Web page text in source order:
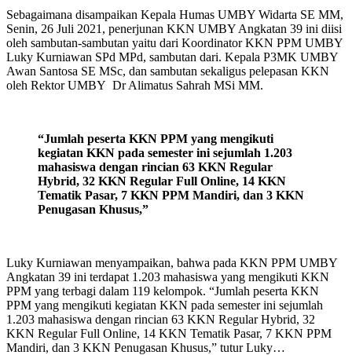
Sebagaimana disampaikan Kepala Humas UMBY Widarta SE MM,
Senin, 26 Juli 2021, penerjunan KKN UMBY Angkatan 39 ini diisi
oleh sambutan-sambutan yaitu dari Koordinator KKN PPM UMBY
Luky Kurniawan SPd MPd, sambutan dari. Kepala P3MK UMBY
Awan Santosa SE MSc, dan sambutan sekaligus pelepasan KKN
oleh Rektor UMBY Dr Alimatus Sahrah MSi MM.
“Jumlah peserta KKN PPM yang mengikuti
kegiatan KKN pada semester ini sejumlah 1.203
mahasiswa dengan rincian 63 KKN Regular
Hybrid, 32 KKN Regular Full Online, 14 KKN
Tematik Pasar, 7 KKN PPM Mandiri, dan 3 KKN
Penugasan Khusus,”
Luky Kurniawan menyampaikan, bahwa pada KKN PPM UMBY
Angkatan 39 ini terdapat 1.203 mahasiswa yang mengikuti KKN
PPM yang terbagi dalam 119 kelompok. “Jumlah peserta KKN
PPM yang mengikuti kegiatan KKN pada semester ini sejumlah
1.203 mahasiswa dengan rincian 63 KKN Regular Hybrid, 32
KKN Regular Full Online, 14 KKN Tematik Pasar, 7 KKN PPM
Mandiri, dan 3 KKN Penugasan Khusus,” tutur Luky…